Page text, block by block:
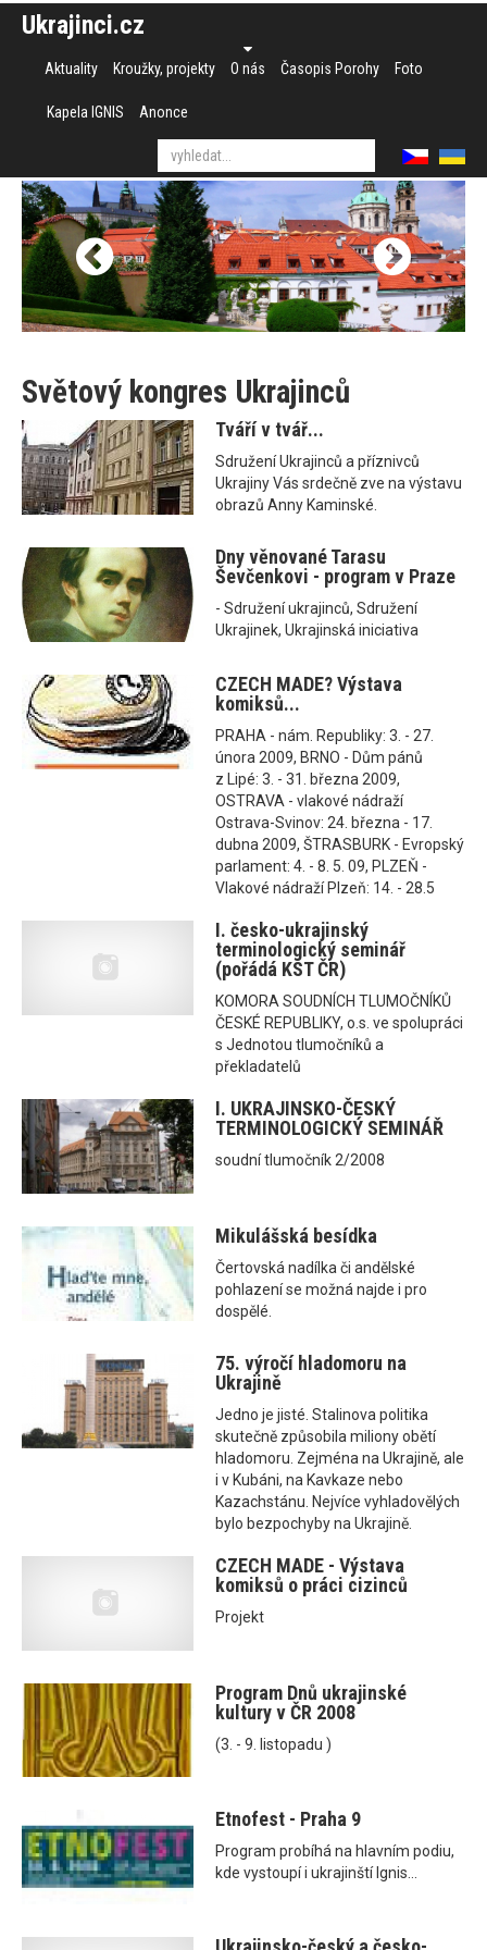
Ukrajinci.cz
Aktuality Kroužky, projekty O nás Časopis Porohy Foto
Kapela IGNIS Anonce
Světový kongres Ukrajinců
Tváří v tvář...
Sdružení Ukrajinců a příznivců
Ukrajiny Vás srdečně zve na výstavu
obrazů Anny Kaminské.
Dny věnované Tarasu
Ševčenkovi - program v Praze
- Sdružení ukrajinců, Sdružení
Ukrajinek, Ukrajinská iniciativa
CZECH MADE? Výstava
komiksů...
PRAHA - nám. Republiky: 3. - 27.
února 2009, BRNO - Dům pánů
z Lipé: 3. - 31. března 2009,
OSTRAVA - vlakové nádraží
Ostrava-Svinov: 24. března - 17.
dubna 2009, ŠTRASBURK - Evropský
parlament: 4. - 8. 5. 09, PLZEŇ -
Vlakové nádraží Plzeň: 14. - 28.5
I. česko-ukrajinský
terminologický seminář
(pořádá KST ČR)
KOMORA SOUDNÍCH TLUMOČNÍKŮ
ČESKÉ REPUBLIKY, o.s. ve spolupráci
s Jednotou tlumočníků a
překladatelů
I. UKRAJINSKO-ČESKÝ
TERMINOLOGICKÝ SEMINÁŘ
soudní tlumočník 2/2008
Mikulášská besídka
Čertovská nadílka či andělské
pohlazení se možná najde i pro
dospělé.
75. výročí hladomoru na
Ukrajině
Jedno je jisté. Stalinova politika
skutečně způsobila miliony obětí
hladomoru. Zejména na Ukrajině, ale
i v Kubáni, na Kavkaze nebo
Kazachstánu. Nejvíce vyhladovělých
bylo bezpochyby na Ukrajině.
CZECH MADE - Výstava
komiksů o práci cizinců
Projekt
Program Dnů ukrajinské
kultury v ČR 2008
(3. - 9. listopadu )
Etnofest - Praha 9
Program probíhá na hlavním podiu,
kde vystoupí i ukrajinští Ignis...